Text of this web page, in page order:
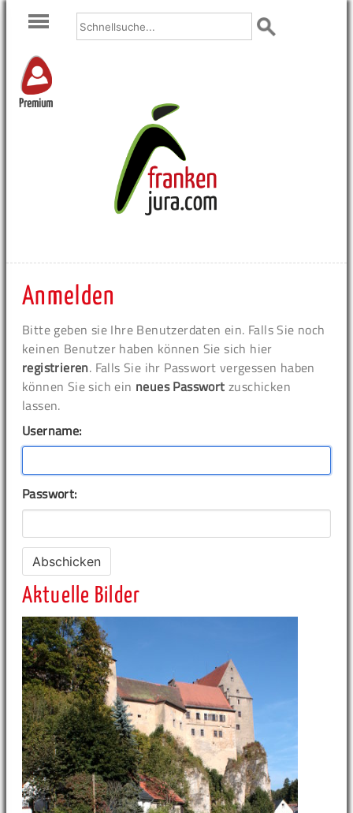
Premium
Anmelden
Bitte geben sie Ihre Benutzerdaten ein. Falls Sie noch
keinen Benutzer haben können Sie sich hier
registrieren. Falls Sie ihr Passwort vergessen haben
können Sie sich ein neues Passwort zuschicken
lassen.
Username:
Passwort:
Aktuelle Bilder